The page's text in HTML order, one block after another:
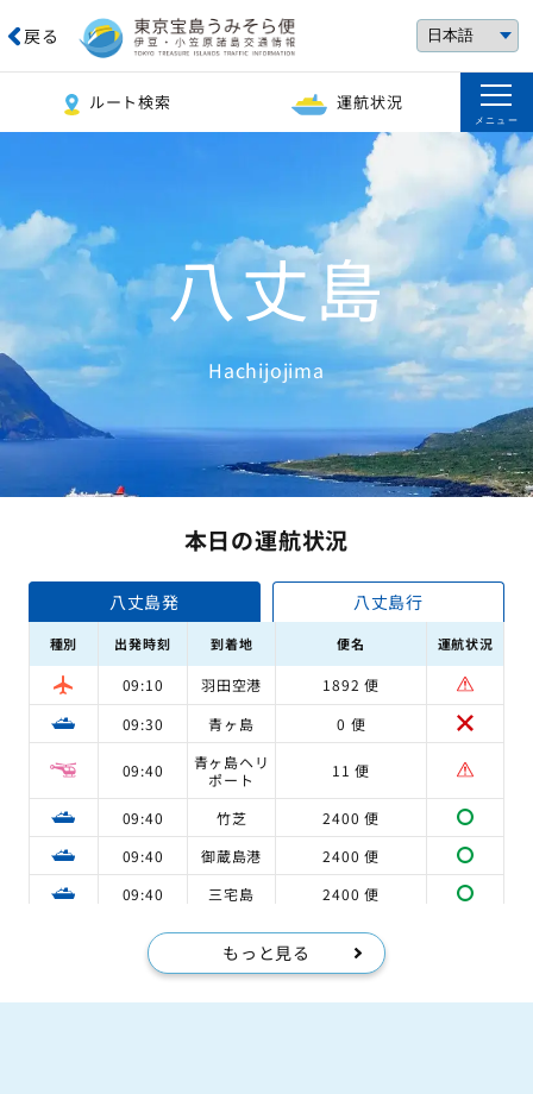
戻る
ルート検索 運航状況
メニュー
八丈島
Hachijojima
本日の運航状況
八丈島発 八丈島行
種別 出発時刻 到着地 便名 運航状況
09:10 羽田空港
1892 便
09:30
青ヶ島 0 便
09:40
青ヶ島ヘリ
ポート
11 便
09:40 竹芝
2400 便
09:40
御蔵島港
2400 便
09:40
三宅島 2400 便
もっと見る